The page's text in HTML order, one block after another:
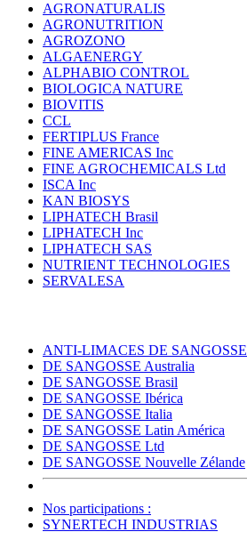
AGRONATURALIS
AGRONUTRITION
AGROZONO
ALGAENERGY
ALPHABIO CONTROL
BIOLOGICA NATURE
BIOVITIS
CCL
FERTIPLUS France
FINE AMERICAS Inc
FINE AGROCHEMICALS Ltd
ISCA Inc
KAN BIOSYS
LIPHATECH Brasil
LIPHATECH Inc
LIPHATECH SAS
NUTRIENT TECHNOLOGIES
SERVALESA
ANTI-LIMACES DE SANGOSSE
DE SANGOSSE Australia
DE SANGOSSE Brasil
DE SANGOSSE Ibérica
DE SANGOSSE Italia
DE SANGOSSE Latin América
DE SANGOSSE Ltd
DE SANGOSSE Nouvelle Zélande
Nos participations :
SYNERTECH INDUSTRIAS